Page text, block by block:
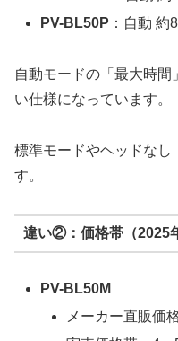
PV-BL50P ：自動 約
自動モードの「最大時
い仕様になっています。
標準モードやヘッドなし
す。
違い②：価格帯（2025
PV-BL50M
メーカー直販価